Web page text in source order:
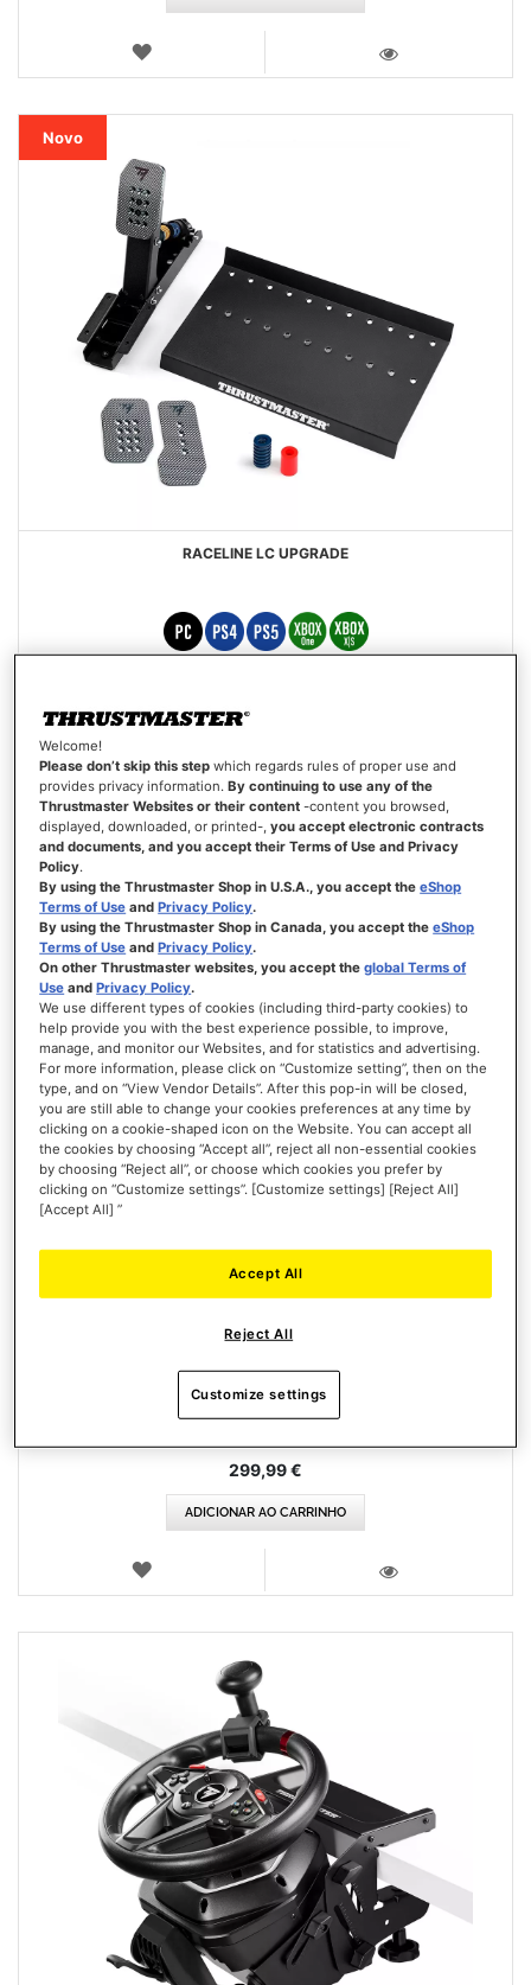
LISTA
Novo
RACELINE LC UPGRADE
139,99 €
LISTA
DE
DESEJOS
VISTA
299,99 €
ADICIONAR AO CARRINHO
LISTA
Welcome!
Please don’t skip this step which regards rules of proper use and
provides privacy information.By continuing to use any of the
Thrustmaster Websites or their content -content you browsed,
displayed, downloaded, or printed-,you accept electronic contracts
and documents, and you accept their Terms of Use and Privacy
Policy.
By using the Thrustmaster Shop in U.S.A., you accept theeShop
Terms of Use andPrivacy Policy.
By using the Thrustmaster Shop in Canada, you accept theeShop
Terms of Use andPrivacy Policy.
On other Thrustmaster websites, you accept theglobal Terms of
Use andPrivacy Policy.
We use different types of cookies (including third-party cookies) to
help provide you with the best experience possible, to improve,
manage, and monitor our Websites, and for statistics and advertising.
For more information, please click on “Customize setting”, then on the
type, and on “View Vendor Details”. After this pop-in will be closed,
you are still able to change your cookies preferences at any time by
clicking on a cookie-shaped icon on the Website. You can accept all
the cookies by choosing “Accept all”, reject all non-essential cookies
by choosing “Reject all”, or choose which cookies you prefer by
clicking on “Customize settings”. [Customize settings] [Reject All]
[Accept All] ”
Reject All
Accept All
Customize settings